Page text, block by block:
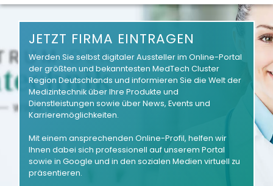
JETZT FIRMA EINTRAGEN
Werden Sie selbst digitaler Aussteller im Online-Portal
der größten und bekanntesten MedTech Cluster
Region Deutschlands und informieren Sie die Welt der
Medizintechnik über Ihre Produkte und
Dienstleistungen sowie über News, Events und
Karrieremöglichkeiten.
Mit einem ansprechenden Online-Profil, helfen wir
Ihnen dabei sich professionell auf unserem Portal
sowie in Google und in den sozialen Medien virtuell zu
präsentieren.